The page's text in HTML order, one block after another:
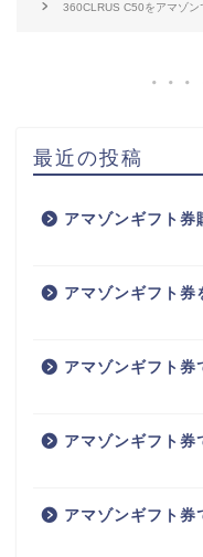
360CLRUS C50をアマゾン
最近の投稿
アマゾンギフト券
アマゾンギフト券
アマゾンギフト券
アマゾンギフト券
アマゾンギフト券